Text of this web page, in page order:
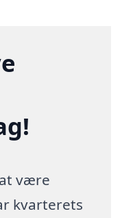
være
kvarterets